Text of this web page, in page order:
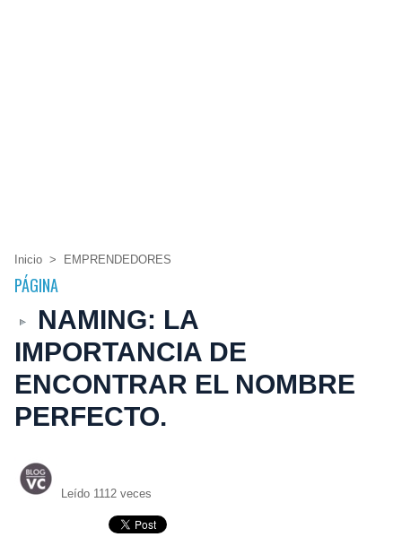
Inicio > EMPRENDEDORES
PÁGINA
NAMING: LA
IMPORTANCIA DE
ENCONTRAR EL NOMBRE
PERFECTO.
Leído 1112 veces